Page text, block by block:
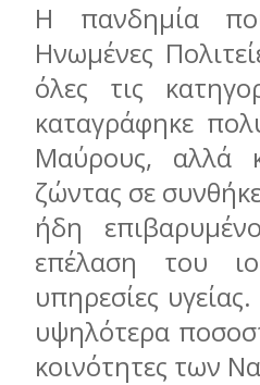
Η πανδημία
Ηνωμένες
όλες τις
καταγράφηκε
Μαύρους, αλλά
ζώντας σε
ήδη
επέλαση του
υπηρεσίες
υψηλότερα
κοινότητες των